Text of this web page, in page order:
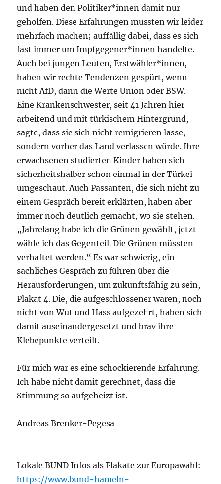
und haben den Politiker*innen damit nur
geholfen. Diese Erfahrungen mussten wir leider
mehrfach machen; auffällig dabei, dass es sich
fast immer um Impfgegener*innen handelte.
Auch bei jungen Leuten, Erstwähler*innen,
haben wir rechte Tendenzen gespürt, wenn
nicht AfD, dann die Werte Union oder BSW.
Eine Krankenschwester, seit 41 Jahren hier
arbeitend und mit türkischem Hintergrund,
sagte, dass sie sich nicht remigrieren lasse,
sondern vorher das Land verlassen würde. Ihre
erwachsenen studierten Kinder haben sich
sicherheitshalber schon einmal in der Türkei
umgeschaut. Auch Passanten, die sich nicht zu
einem Gespräch bereit erklärten, haben aber
immer noch deutlich gemacht, wo sie stehen.
„Jahrelang habe ich die Grünen gewählt, jetzt
wähle ich das Gegenteil. Die Grünen müssten
verhaftet werden.“ Es war schwierig, ein
sachliches Gespräch zu führen über die
Herausforderungen, um zukunftsfähig zu sein,
Plakat 4. Die, die aufgeschlossener waren, noch
nicht von Wut und Hass aufgezehrt, haben sich
damit auseinandergesetzt und brav ihre
Klebepunkte verteilt.
Für mich war es eine schockierende Erfahrung.
Ich habe nicht damit gerechnet, dass die
Stimmung so aufgeheizt ist.
Andreas Brenker-Pegesa
Lokale BUND Infos als Plakate zur Europawahl:
https://www.bund-hameln-